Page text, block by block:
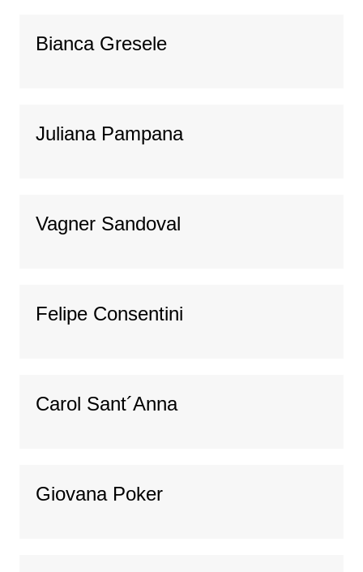
Bianca Gresele
Juliana Pampana
Vagner Sandoval
Felipe Consentini
Carol Sant´Anna
Giovana Poker